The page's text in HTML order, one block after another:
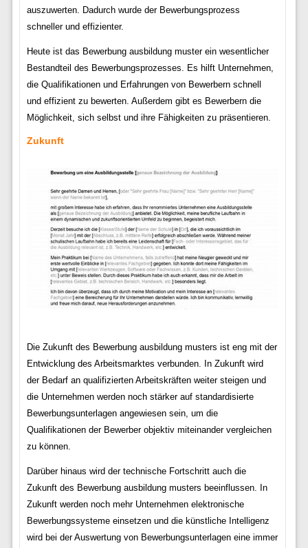
auszuwerten. Dadurch wurde der Bewerbungsprozess
schneller und effizienter.
Heute ist das Bewerbung ausbildung muster ein wesentlicher
Bestandteil des Bewerbungsprozesses. Es hilft Unternehmen,
die Qualifikationen und Erfahrungen von Bewerbern schnell
und effizient zu bewerten. Außerdem gibt es Bewerbern die
Möglichkeit, sich selbst und ihre Fähigkeiten zu präsentieren.
Zukunft
Die Zukunft des Bewerbung ausbildung musters ist eng mit der
Entwicklung des Arbeitsmarktes verbunden. In Zukunft wird
der Bedarf an qualifizierten Arbeitskräften weiter steigen und
die Unternehmen werden noch stärker auf standardisierte
Bewerbungsunterlagen angewiesen sein, um die
Qualifikationen der Bewerber objektiv miteinander vergleichen
zu können.
Darüber hinaus wird der technische Fortschritt auch die
Zukunft des Bewerbung ausbildung musters beeinflussen. In
Zukunft werden noch mehr Unternehmen elektronische
Bewerbungssysteme einsetzen und die künstliche Intelligenz
wird bei der Auswertung von Bewerbungsunterlagen eine immer